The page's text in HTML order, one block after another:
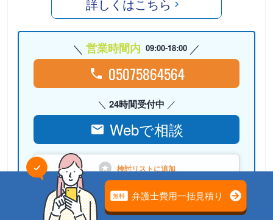
詳しくはこちら
営業時間内 09:00-18:00
05075864564
24時間受付中
Webで相談
検討リストに追加